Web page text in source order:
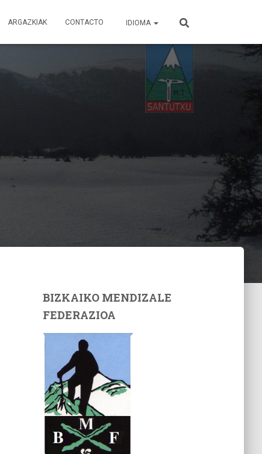
ARGAZKIAK CONTACTO IDIOMA
BIZKAIKO MENDIZALE
FEDERAZIOA